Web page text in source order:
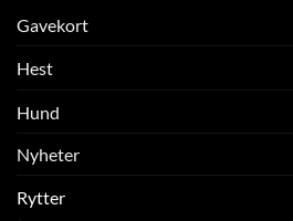
Gavekort
Hest
Hund
Nyheter
Rytter